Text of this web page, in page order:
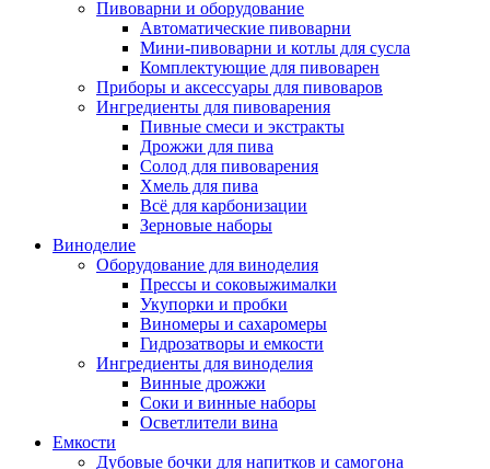
Пивоварни и оборудование
Автоматические пивоварни
Мини-пивоварни и котлы для сусла
Комплектующие для пивоварен
Приборы и аксессуары для пивоваров
Ингредиенты для пивоварения
Пивные смеси и экстракты
Дрожжи для пива
Солод для пивоварения
Хмель для пива
Всё для карбонизации
Зерновые наборы
Виноделие
Оборудование для виноделия
Прессы и соковыжималки
Укупорки и пробки
Виномеры и сахаромеры
Гидрозатворы и емкости
Ингредиенты для виноделия
Винные дрожжи
Соки и винные наборы
Осветлители вина
Емкости
Дубовые бочки для напитков и самогона